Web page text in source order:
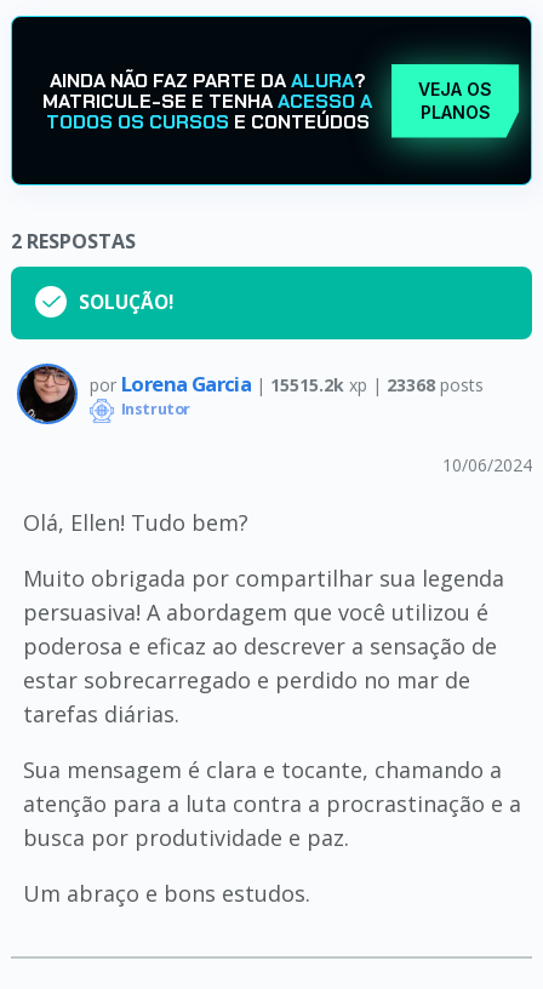
AINDA NÃO FAZ PARTE DAALURA?
MATRICULE-SE E TENHAACESSO A
TODOS OS CURSOS E CONTEÚDOS
VEJA OS
PLANOS
2 RESPOSTAS
SOLUÇÃO!
por Lorena Garcia | 15515.2k xp | 23368posts
Instrutor
10/06/2024
Olá, Ellen! Tudo bem?
Muito obrigada por compartilhar sua legenda
persuasiva! A abordagem que você utilizou é
poderosa e eficaz ao descrever a sensação de
estar sobrecarregado e perdido no mar de
tarefas diárias.
Sua mensagem é clara e tocante, chamando a
atenção para a luta contra a procrastinação e a
busca por produtividade e paz.
Um abraço e bons estudos.